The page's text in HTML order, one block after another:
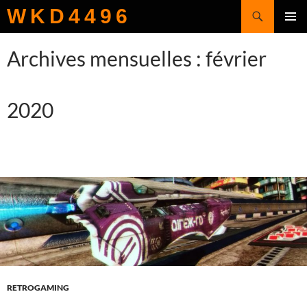
WKD4496
Recherche
CONTENU
Archives mensuelles : février
2020
RETROGAMING